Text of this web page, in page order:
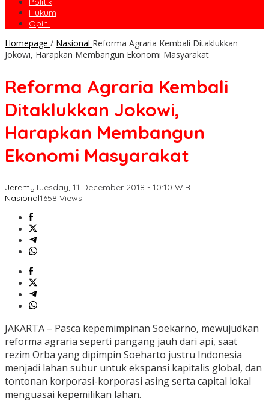
Hukum
Opini
Homepage / Nasional Reforma Agraria Kembali Ditaklukkan
Jokowi, Harapkan Membangun Ekonomi Masyarakat
Reforma Agraria Kembali
Ditaklukkan Jokowi,
Harapkan Membangun
Ekonomi Masyarakat
JeremyTuesday, 11 December 2018 - 10:10 WIB
Nasional1658 Views
JAKARTA – Pasca kepemimpinan Soekarno, mewujudkan
reforma agraria seperti pangang jauh dari api, saat
rezim Orba yang dipimpin Soeharto justru Indonesia
menjadi lahan subur untuk ekspansi kapitalis global, dan
tontonan korporasi-korporasi asing serta capital lokal
menguasai kepemilikan lahan.